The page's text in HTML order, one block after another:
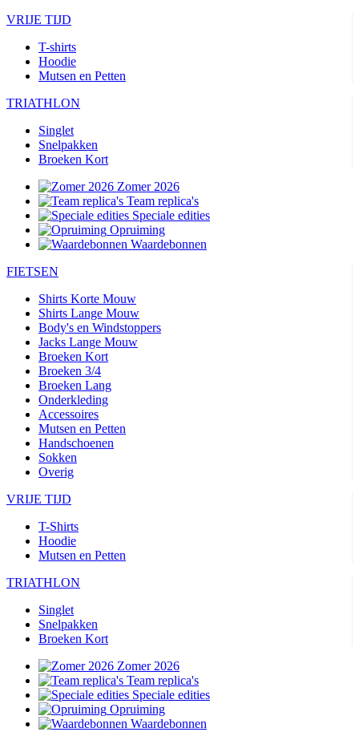
VRIJE TIJD
T-shirts
Hoodie
Mutsen en Petten
TRIATHLON
Singlet
Snelpakken
Broeken Kort
Zomer 2026
Team replica's
Speciale edities
Opruiming
Waardebonnen
FIETSEN
Shirts Korte Mouw
Shirts Lange Mouw
Body's en Windstoppers
Jacks Lange Mouw
Broeken Kort
Broeken 3/4
Broeken Lang
Onderkleding
Accessoires
Mutsen en Petten
Handschoenen
Sokken
Overig
VRIJE TIJD
T-Shirts
Hoodie
Mutsen en Petten
TRIATHLON
Singlet
Snelpakken
Broeken Kort
Zomer 2026
Team replica's
Speciale edities
Opruiming
Waardebonnen